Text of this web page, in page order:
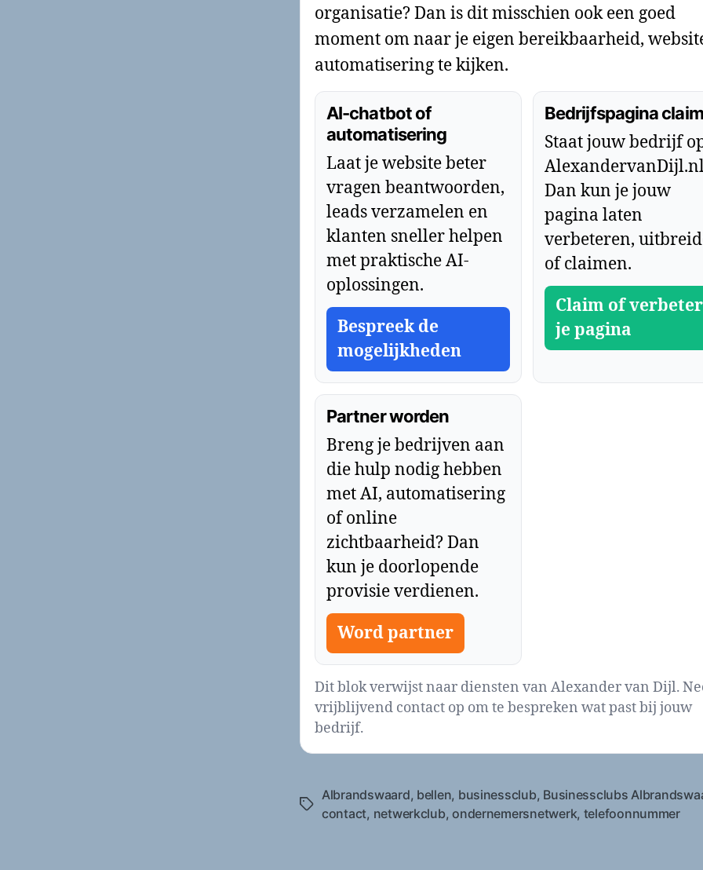
organisatie? Dan is dit misschien ook een goed
moment om naar je eigen bereikbaarheid,
automatisering te kijken.
AI-chatbot of
automatisering
Laat je website beter
vragen beantwoorden,
leads verzamelen en
klanten sneller helpen
met praktische AI-
oplossingen.
Bespreek de
mogelijkheden
Bedrijfspagina
Staat jouw bedrijf
Dan kun je jouw
pagina laten
verbeteren,
of claimen.
Claim of verbeter
je pagina
Partner worden
Breng je bedrijven aan
die hulp nodig hebben
met AI, automatisering
of online
zichtbaarheid? Dan
kun je doorlopende
provisie verdienen.
Word partner
Dit blok verwijst naar diensten van Alexander van Dijl.
vrijblijvend contact op om te bespreken wat past bij jouw
bedrijf.
Tags
Albrandswaard, bellen, businessclub, Businessclubs
contact, netwerkclub,ondernemersnetwerk, telefoonnummer